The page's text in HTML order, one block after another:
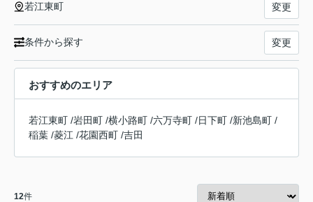
若江東町 変更
条件から探す 変更
おすすめのエリア
若江東町 /岩田町 /横小路町 /六万寺町 /日下町 /新池島町 /
稲葉 /菱江 /花園西町 /吉田
12件